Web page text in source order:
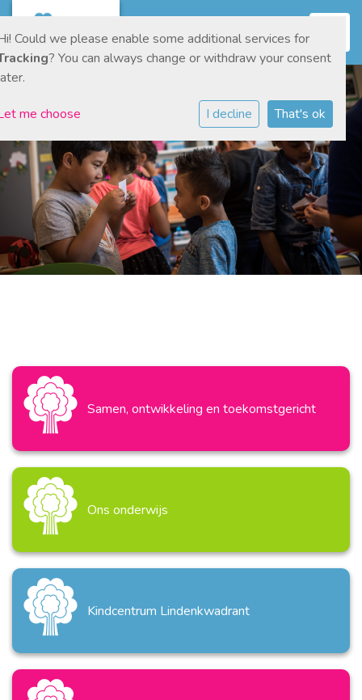
Samen, ontwikkeling en toekomstgericht
Ons onderwijs
Kindcentrum Lindenkwadrant
Could we please enable some additional services for
? You can always change or withdraw your consent
me choose I decline That's ok